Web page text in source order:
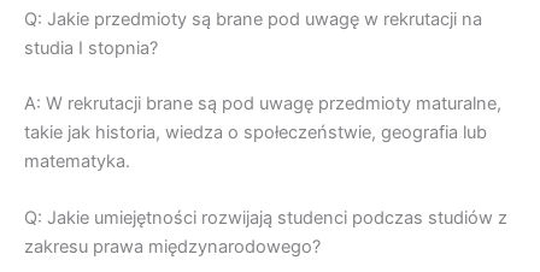
Q: Jakie przedmioty są brane pod uwagę w rekrutacji na
studia I stopnia?
A: W rekrutacji brane są pod uwagę przedmioty maturalne,
takie jak historia, wiedza o społeczeństwie, geografia lub
matematyka.
Q: Jakie umiejętności rozwijają studenci podczas studiów z
zakresu prawa międzynarodowego?